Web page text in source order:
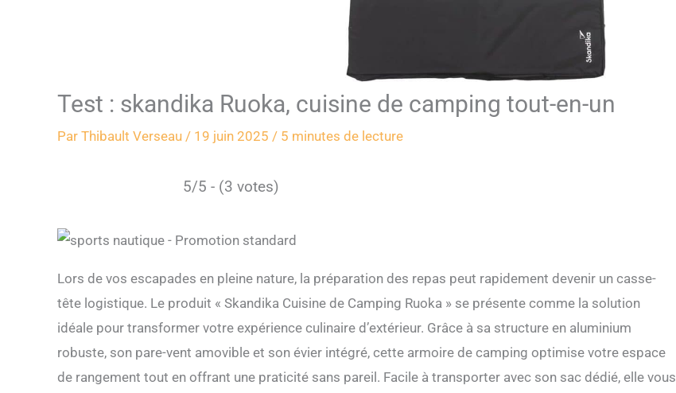
Test : skandika Ruoka, cuisine de camping tout-en-un
Par Thibault Verseau / 19 juin 2025 / 5 minutes de lecture
5/5 - (3 votes)
Lors de vos escapades en pleine nature, la préparation des repas peut rapidement devenir un casse-
tête logistique. Le produit « Skandika Cuisine de Camping Ruoka » se présente comme la solution
idéale pour transformer votre expérience culinaire d’extérieur. Grâce à sa structure en aluminium
robuste, son pare-vent amovible et son évier intégré, cette armoire de camping optimise votre espace
de rangement tout en offrant une praticité sans pareil. Facile à transporter avec son sac dédié, elle vous